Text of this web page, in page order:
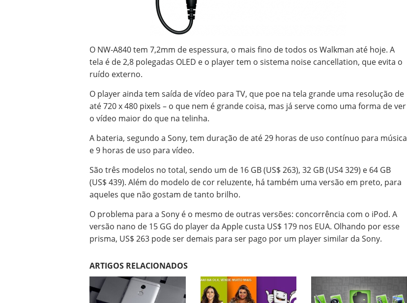
O NW-A840 tem 7,2mm de espessura, o mais fino de todos os Walkman até hoje. A
tela é de 2,8 polegadas OLED e o player tem o sistema noise cancellation, que evita o
ruído externo.
O player ainda tem saída de vídeo para TV, que poe na tela grande uma resolução de
até 720 x 480 pixels – o que nem é grande coisa, mas já serve como uma forma de ver
o vídeo maior do que na telinha.
A bateria, segundo a Sony, tem duração de até 29 horas de uso contínuo para música
e 9 horas de uso para vídeo.
São três modelos no total, sendo um de 16 GB (US$ 263), 32 GB (US4 329) e 64 GB
(US$ 439). Além do modelo de cor reluzente, há também uma versão em preto, para
aqueles que não gostam de tanto brilho.
O problema para a Sony é o mesmo de outras versões: concorrência com o iPod. A
versão nano de 15 GG do player da Apple custa US$ 179 nos EUA. Olhando por esse
prisma, US$ 263 pode ser demais para ser pago por um player similar da Sony.
ARTIGOS RELACIONADOS